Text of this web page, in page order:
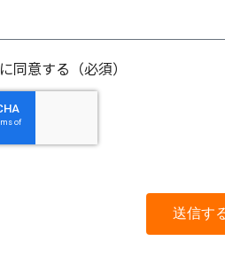
に同意する（必須）
送信す